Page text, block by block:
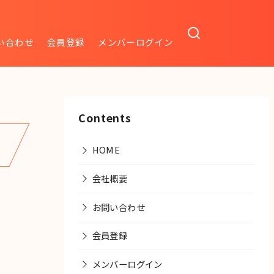
合わせ 会員登録 メンバーログイン
Contents
HOME
会社概要
お問い合わせ
会員登録
メンバーログイン